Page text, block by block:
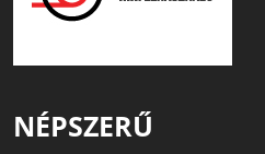
NÉPSZERŰ